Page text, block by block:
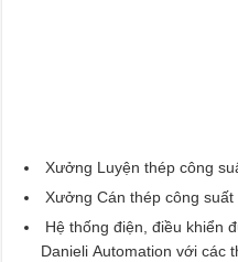
Xưởng Luyện thép công
Xưởng Cán thép công suất
Hệ thống điện, điều khiển
Danieli Automation với các